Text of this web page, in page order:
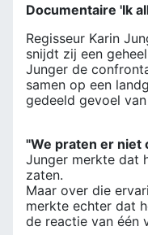
Documentaire 'Ik
Regisseur Karin
snijdt zij een
Junger de
samen op een
gedeeld gevoel
"We praten er niet
Junger merkte dat
zaten.
Maar over die
merkte echter dat
de reactie van één